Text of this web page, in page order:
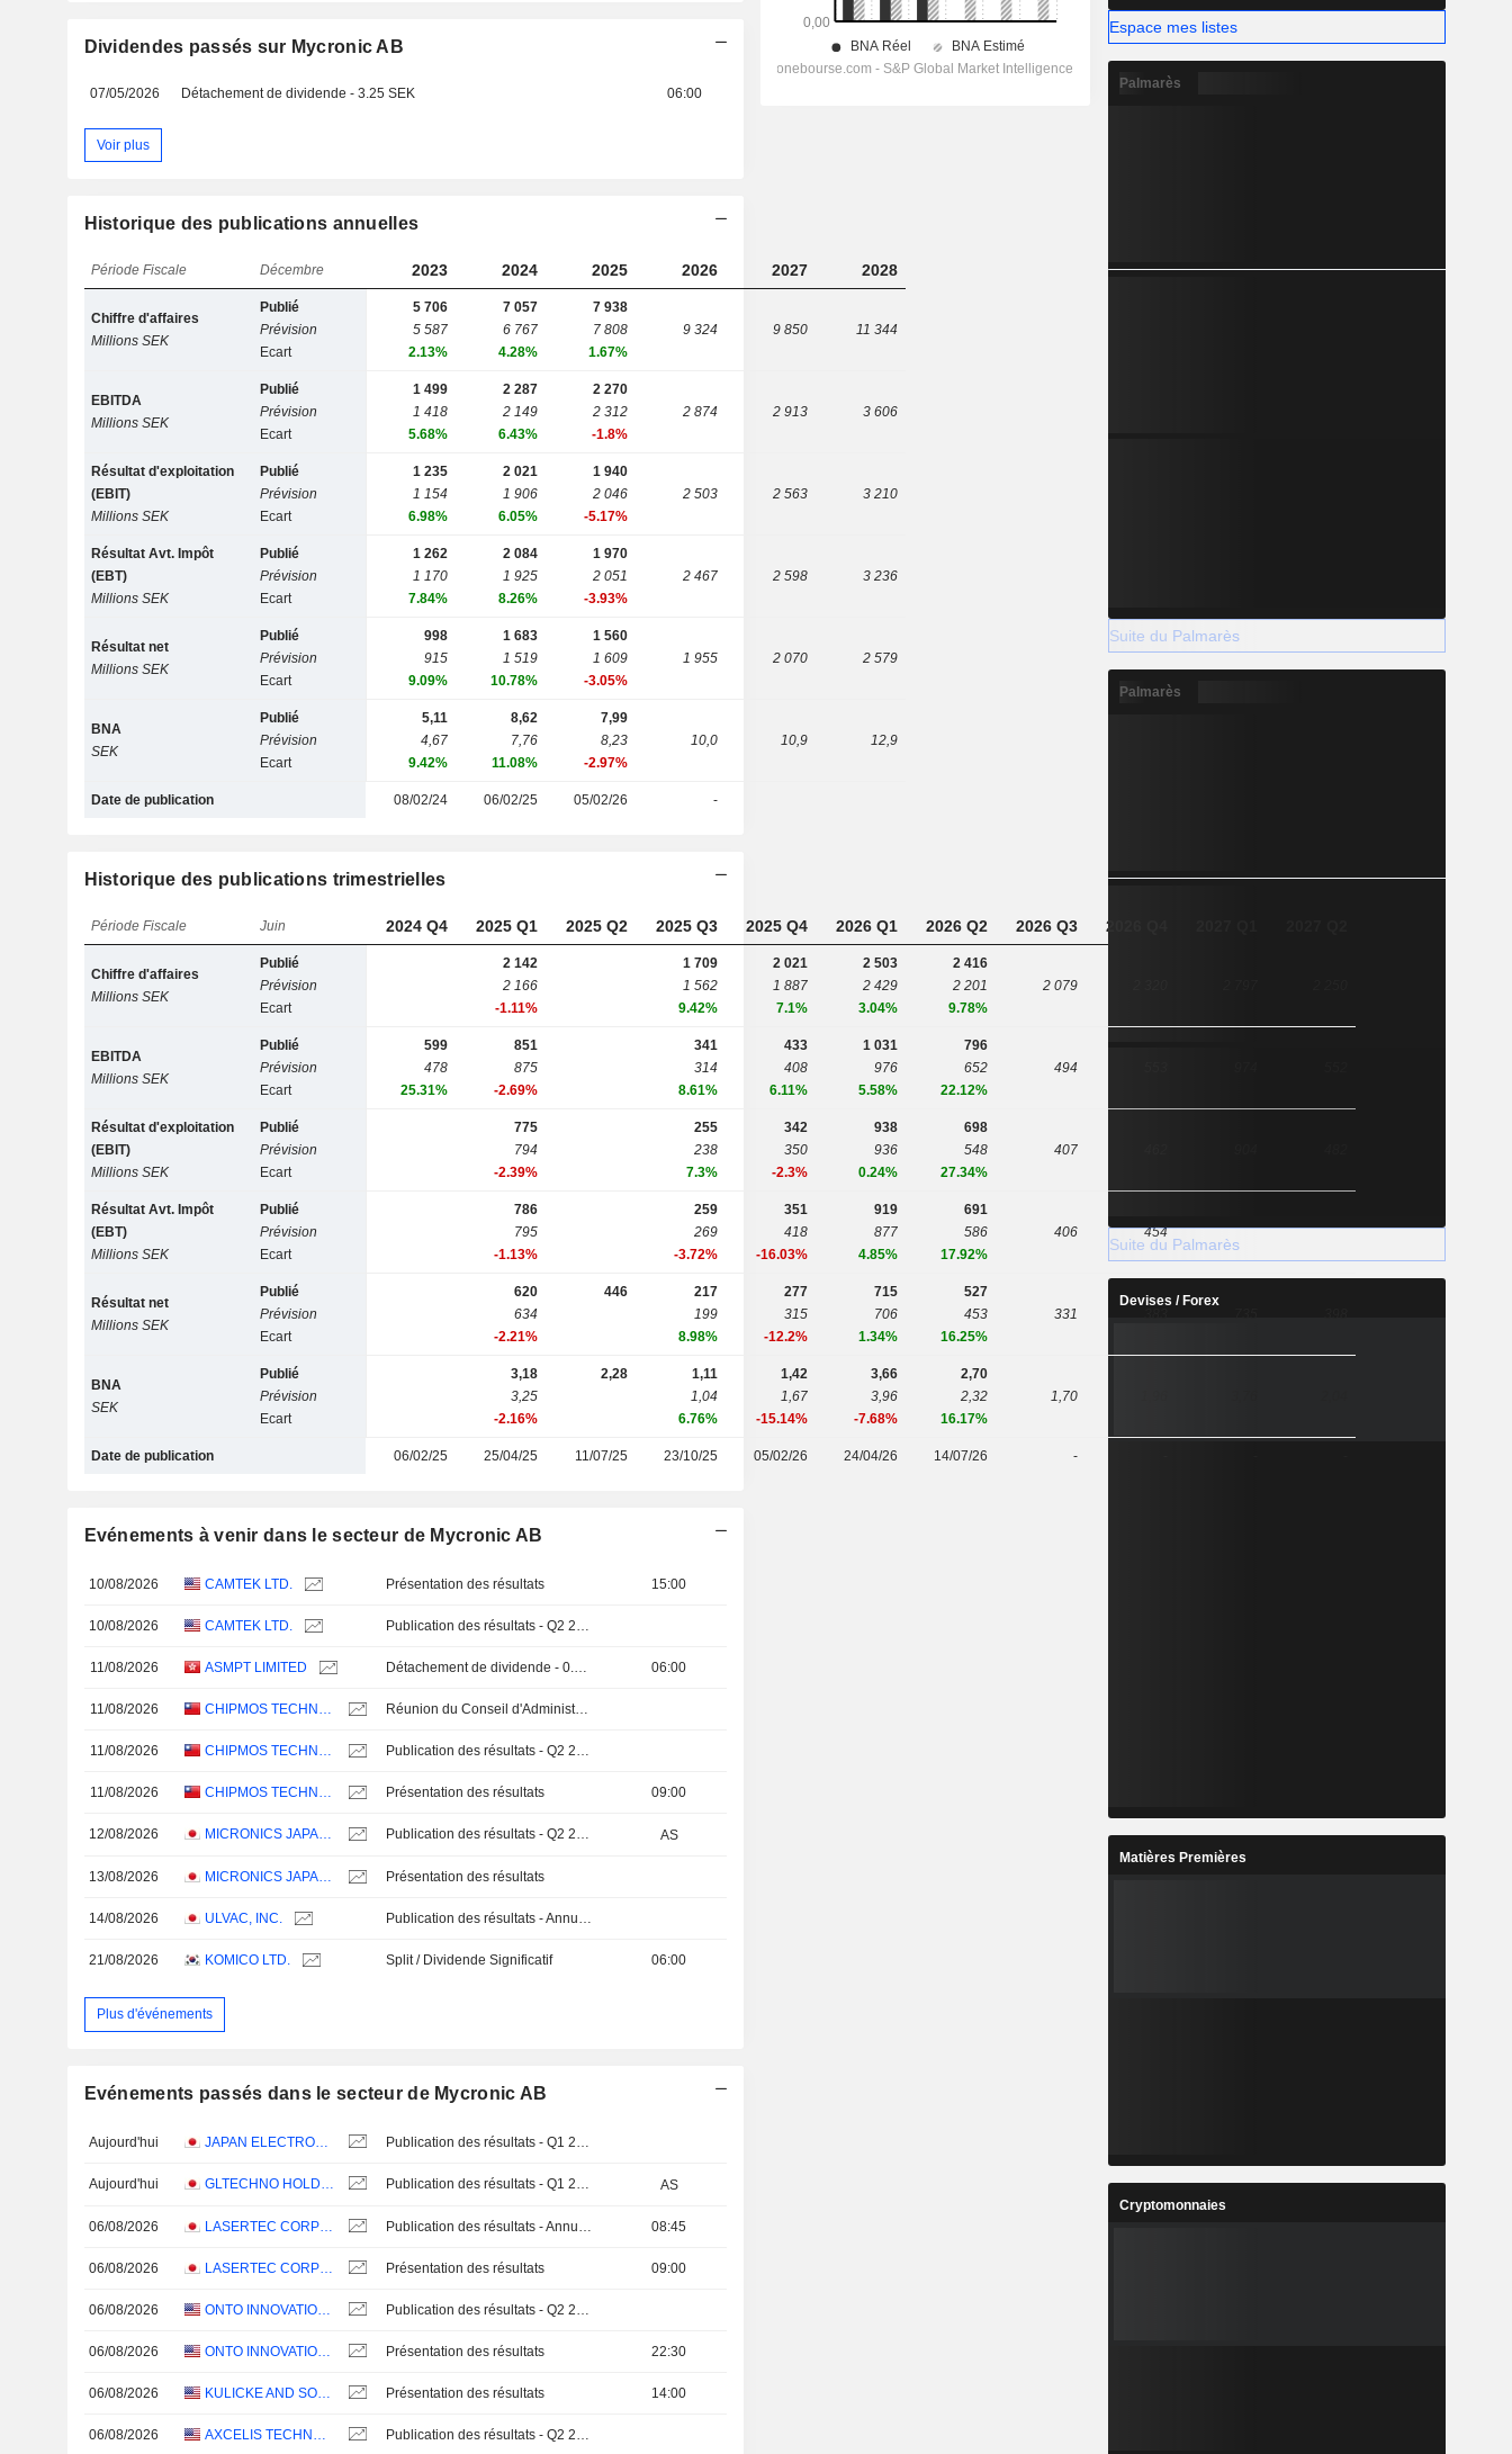
Dividendes passés sur Mycronic AB
07/05/2026 Détachement de dividende - 3.25 SEK 06:00
Voir plus
Historique des publications annuelles
Période Fiscale Décembre 2023 2024 2025 2026 2027 2028
Chiffre d'affaires
Millions SEK
Publié
Prévision
Ecart
5 706
5 587
2.13%
7 057
6 767
4.28%
7 938
7 808
1.67%
9 324 9 850 11 344
EBITDA
Millions SEK
Publié
Prévision
Ecart
1 499
1 418
5.68%
2 287
2 149
6.43%
2 270
2 312
-1.8%
2 874 2 913 3 606
Résultat d'exploitation
(EBIT)
Millions SEK
Publié
Prévision
Ecart
1 235
1 154
6.98%
2 021
1 906
6.05%
1 940
2 046
-5.17%
2 503 2 563 3 210
Résultat Avt. Impôt
(EBT)
Millions SEK
Publié
Prévision
Ecart
1 262
1 170
7.84%
2 084
1 925
8.26%
1 970
2 051
-3.93%
2 467 2 598 3 236
Résultat net
Millions SEK
Publié
Prévision
Ecart
998
915
9.09%
1 683
1 519
10.78%
1 560
1 609
-3.05%
1 955 2 070 2 579
BNA
SEK
Publié
Prévision
Ecart
5,11
4,67
9.42%
8,62
7,76
11.08%
7,99
8,23
-2.97%
10,0 10,9 12,9
Date de publication 08/02/24 06/02/25 05/02/26 -
Historique des publications trimestrielles
Période Fiscale Juin 2024 Q4 2025 Q1 2025 Q2 2025 Q3 2025 Q4 2026 Q1 2026 Q2 2026 Q3 2026 Q4
Chiffre d'affaires
Millions SEK
Publié
Prévision
Ecart
2 142
2 166
-1.11%
1 709
1 562
9.42%
2 021
1 887
7.1%
2 503
2 429
3.04%
2 416
2 201
9.78%
2 079
EBITDA
Millions SEK
Publié
Prévision
Ecart
599
478
25.31%
851
875
-2.69%
341
314
8.61%
433
408
6.11%
1 031
976
5.58%
796
652
22.12%
494
Résultat d'exploitation
(EBIT)
Millions SEK
Publié
Prévision
Ecart
775
794
-2.39%
255
238
7.3%
342
350
-2.3%
938
936
0.24%
698
548
27.34%
407
Résultat Avt. Impôt
(EBT)
Millions SEK
Publié
Prévision
Ecart
786
795
-1.13%
259
269
-3.72%
351
418
-16.03%
919
877
4.85%
691
586
17.92%
406 454
Résultat net
Millions SEK
Publié
Prévision
Ecart
620
634
-2.21%
446
217
199
8.98%
277
315
-12.2%
715
706
1.34%
527
453
16.25%
331
BNA
SEK
Publié
Prévision
Ecart
3,18
3,25
-2.16%
2,28
1,11
1,04
6.76%
1,42
1,67
-15.14%
3,66
3,96
-7.68%
2,70
2,32
16.17%
1,70
Date de publication 06/02/25 25/04/25 11/07/25 23/10/25 05/02/26 24/04/26 14/07/26 -
Evénements à venir dans le secteur de Mycronic AB
10/08/2026 CAMTEK LTD. Présentation des résultats 15:00
10/08/2026 CAMTEK LTD. Publication des résultats - Q2 2026
11/08/2026 ASMPT LIMITED Détachement de dividende - 0.97 HKD 06:00
11/08/2026 CHIPMOS TECHNOLOGIES INC. Réunion du Conseil d'Administration
11/08/2026 CHIPMOS TECHNOLOGIES INC. Publication des résultats - Q2 2026
11/08/2026 CHIPMOS TECHNOLOGIES INC. Présentation des résultats 09:00
12/08/2026 MICRONICS JAPAN CO., LTD. Publication des résultats - Q2 2026 AS
13/08/2026 MICRONICS JAPAN CO., LTD. Présentation des résultats
14/08/2026 ULVAC, INC. Publication des résultats - Annuel 2026
21/08/2026 KOMICO LTD. Split / Dividende Significatif 06:00
Plus d'événements
Evénements passés dans le secteur de Mycronic AB
Aujourd'hui
Aujourd'hui AS
06/08/2026 08:45
06/08/2026 Présentation des résultats 09:00
06/08/2026
06/08/2026 Présentation des résultats 22:30
06/08/2026 Présentation des résultats 14:00
06/08/2026
Espace mes listes
Palmarès
Suite du Palmarès
Palmarès
Suite du Palmarès
Devises / Forex
Matières Premières
Cryptomonnaies